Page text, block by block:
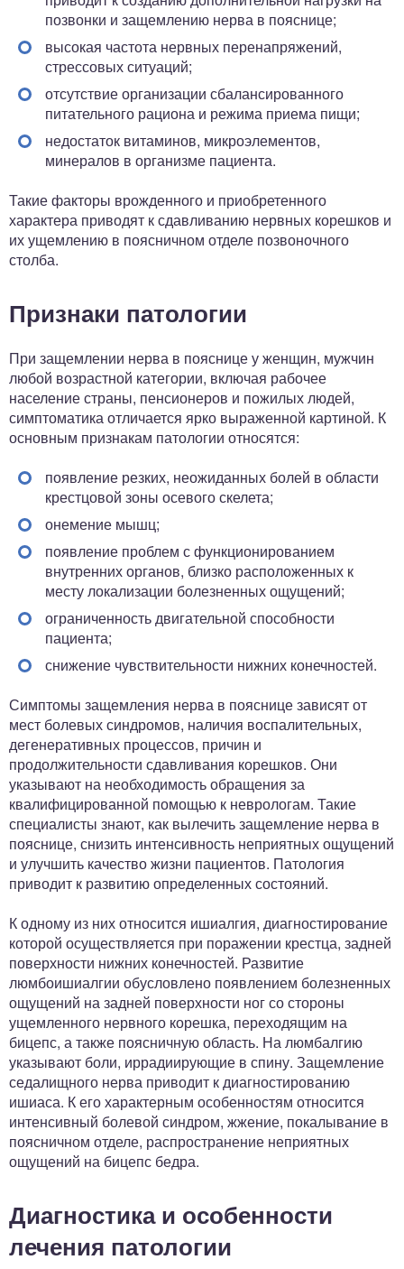
позвонки и защемлению нерва в пояснице;
высокая частота нервных перенапряжений,
стрессовых ситуаций;
отсутствие организации сбалансированного
питательного рациона и режима приема пищи;
недостаток витаминов, микроэлементов,
минералов в организме пациента.
Такие факторы врожденного и приобретенного
характера приводят к сдавливанию нервных корешков и
их ущемлению в поясничном отделе позвоночного
столба.
Признаки патологии
При защемлении нерва в пояснице у женщин, мужчин
любой возрастной категории, включая рабочее
население страны, пенсионеров и пожилых людей,
симптоматика отличается ярко выраженной картиной. К
основным признакам патологии относятся:
появление резких, неожиданных болей в области
крестцовой зоны осевого скелета;
онемение мышц;
появление проблем с функционированием
внутренних органов, близко расположенных к
месту локализации болезненных ощущений;
ограниченность двигательной способности
пациента;
снижение чувствительности нижних конечностей.
Симптомы защемления нерва в пояснице зависят от
мест болевых синдромов, наличия воспалительных,
дегенеративных процессов, причин и
продолжительности сдавливания корешков. Они
указывают на необходимость обращения за
квалифицированной помощью к неврологам. Такие
специалисты знают, как вылечить защемление нерва в
пояснице, снизить интенсивность неприятных ощущений
и улучшить качество жизни пациентов. Патология
приводит к развитию определенных состояний.
К одному из них относится ишиалгия, диагностирование
которой осуществляется при поражении крестца, задней
поверхности нижних конечностей. Развитие
люмбоишиалгии обусловлено появлением болезненных
ощущений на задней поверхности ног со стороны
ущемленного нервного корешка, переходящим на
бицепс, а также поясничную область. На люмбалгию
указывают боли, иррадиирующие в спину. Защемление
седалищного нерва приводит к диагностированию
ишиаса. К его характерным особенностям относится
интенсивный болевой синдром, жжение, покалывание в
поясничном отделе, распространение неприятных
ощущений на бицепс бедра.
Диагностика и особенности
лечения патологии